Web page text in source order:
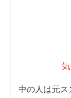
中の人は元